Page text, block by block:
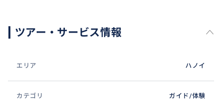
皇帝の廟が見られます。周辺の複雑な奇岩は、自然の
要塞を作り上げ、その合間を流れる川や池のほとり
史、人々の生活が溶け込んだホアルーは、2014年、
「チャンアンの景観複合体」として、世界遺産に登録
されました。
ツアー・サービス情報
エリア ハノイ
カテゴリ ガイド/体験